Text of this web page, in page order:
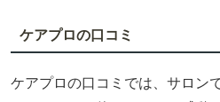
ケアプロの口コミ
ケアプロの口コミでは、サロン